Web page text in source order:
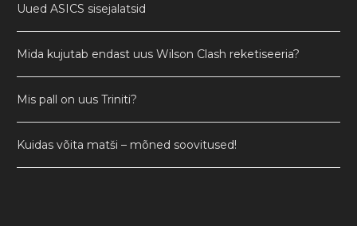
Uued ASICS sisejalatsid
Mida kujutab endast uus Wilson Clash reketiseeria?
Mis pall on uus Triniti?
Kuidas võita matši – mõned soovitused!